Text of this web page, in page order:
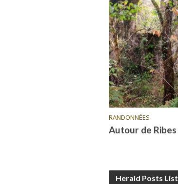
RANDONNÉES
Autour de Ribes
Herald Posts List